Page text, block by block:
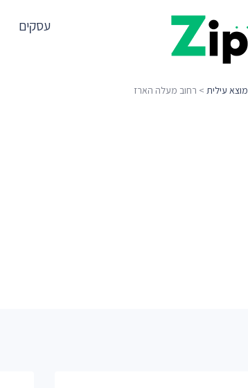
עסקים
מוצא עילית > רחוב מעלה הארז